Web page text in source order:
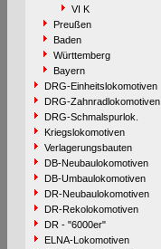
VI K
Preußen
Baden
Württemberg
Bayern
DRG-Einheitslokomotiven
DRG-Zahnradlokomotiven
DRG-Schmalspurlok.
Kriegslokomotiven
Verlagerungsbauten
DB-Neubaulokomotiven
DB-Umbaulokomotiven
DR-Neubaulokomotiven
DR-Rekolokomotiven
DR - "6000er"
ELNA-Lokomotiven